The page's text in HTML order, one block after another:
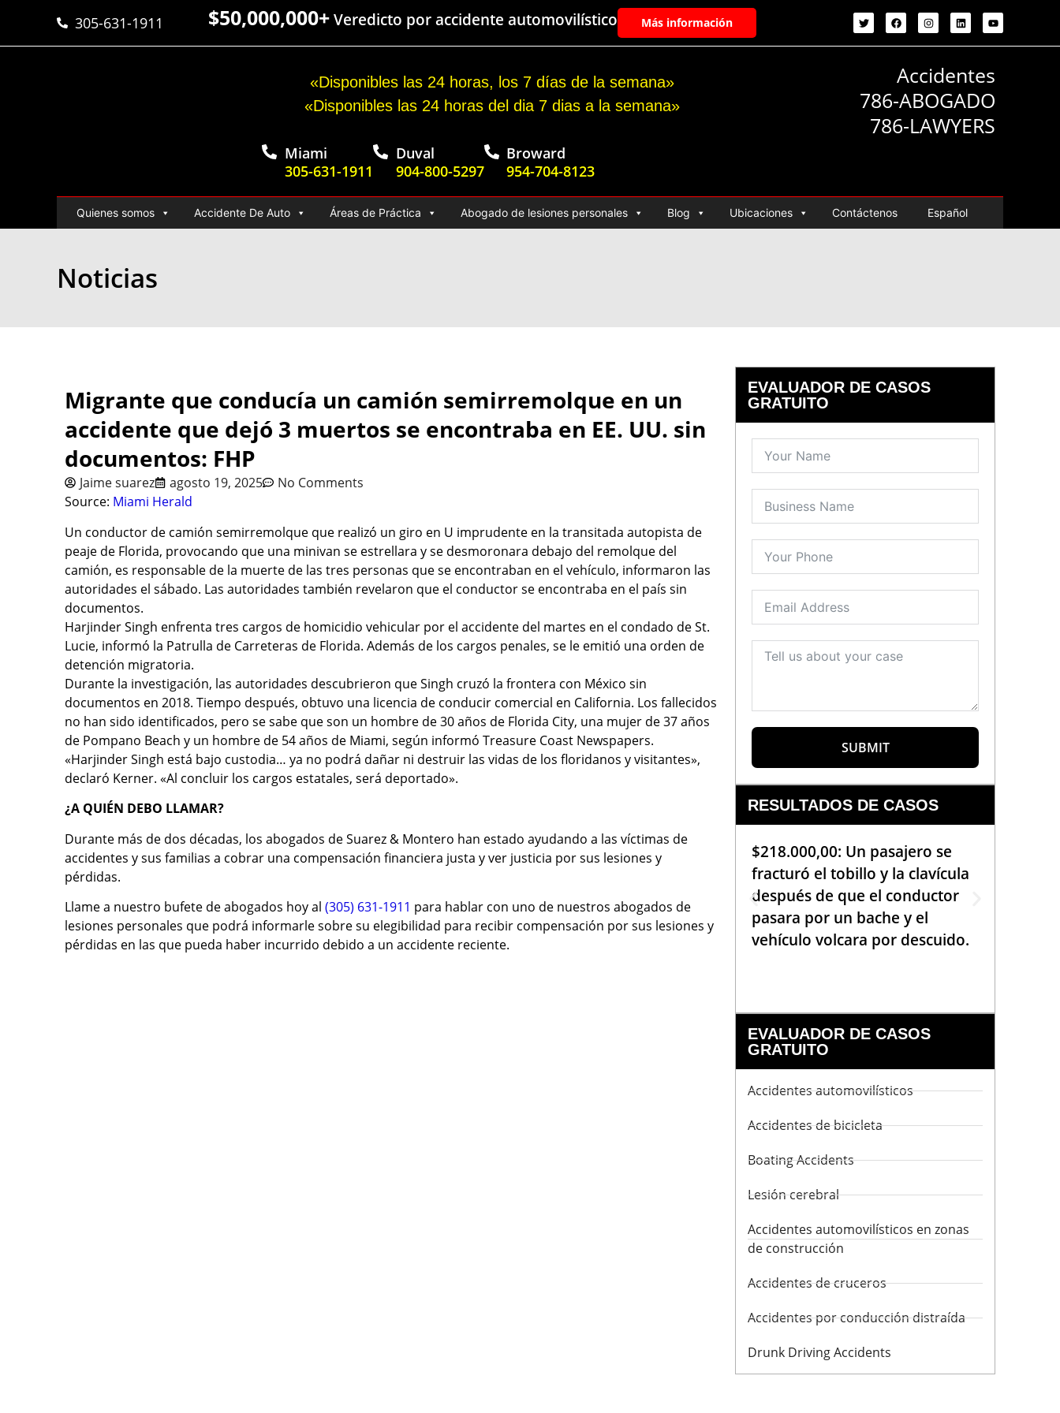
305-631-1911 $50,000,000+Veredicto por accidente automovilístico Más información
«Disponibles las 24 horas, los 7 días de la semana»
«Disponibles las 24 horas del dia 7 dias a la semana»
Miami
305-631-1911
Duval
904-800-5297
Broward
954-704-8123
Accidentes
786-ABOGADO
786-LAWYERS
Quienes somos Accidente De Auto Áreas de Práctica Abogado de lesiones personales Blog Ubicaciones Contáctenos Español
Noticias
Migrante que conducía un camión semirremolque en un
accidente que dejó 3 muertos se encontraba en EE. UU. sin
documentos: FHP
Jaime suarez agosto 19, 2025
No Comments
Source: Miami Herald
Un conductor de camión semirremolque que realizó un giro en U imprudente en la transitada autopista de
peaje de Florida, provocando que una minivan se estrellara y se desmoronara debajo del remolque del
camión, es responsable de la muerte de las tres personas que se encontraban en el vehículo, informaron las
autoridades el sábado. Las autoridades también revelaron que el conductor se encontraba en el país sin
documentos.
Harjinder Singh enfrenta tres cargos de homicidio vehicular por el accidente del martes en el condado de St.
Lucie, informó la Patrulla de Carreteras de Florida. Además de los cargos penales, se le emitió una orden de
detención migratoria.
Durante la investigación, las autoridades descubrieron que Singh cruzó la frontera con México sin
documentos en 2018. Tiempo después, obtuvo una licencia de conducir comercial en California. Los fallecidos
no han sido identificados, pero se sabe que son un hombre de 30 años de Florida City, una mujer de 37 años
de Pompano Beach y un hombre de 54 años de Miami, según informó Treasure Coast Newspapers.
«Harjinder Singh está bajo custodia… ya no podrá dañar ni destruir las vidas de los floridanos y visitantes»,
declaró Kerner. «Al concluir los cargos estatales, será deportado».
¿A QUIÉN DEBO LLAMAR?
Durante más de dos décadas, los abogados de Suarez & Montero han estado ayudando a las víctimas de
accidentes y sus familias a cobrar una compensación financiera justa y ver justicia por sus lesiones y
pérdidas.
Llame a nuestro bufete de abogados hoy al (305) 631-1911 para hablar con uno de nuestros abogados de
lesiones personales que podrá informarle sobre su elegibilidad para recibir compensación por sus lesiones y
pérdidas en las que pueda haber incurrido debido a un accidente reciente.
EVALUADOR DE CASOS
GRATUITO
SUBMIT
RESULTADOS DE CASOS
$218.000,00: Un pasajero se
fracturó el tobillo y la clavícula
después de que el conductor
pasara por un bache y el
vehículo volcara por descuido.
EVALUADOR DE CASOS
GRATUITO
Accidentes automovilísticos
Accidentes de bicicleta
Boating Accidents
Lesión cerebral
Accidentes automovilísticos en zonas
de construcción
Accidentes de cruceros
Accidentes por conducción distraída
Drunk Driving Accidents